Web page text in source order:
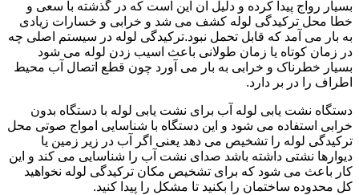
بسیار رواج پیدا کرده و دلیل آن این است که در گذشته با سعی و
خطا محل ترکیدگی لوله کشف می شد و خرابی و خسارات زیادی
به بار می آمد که قابل تحمل نبود.ترکیدگی لوله در سیستم اصلی چه
در زمان کوتاه یا زمان طولانی باعث اسیب زدن لوله می شود
بسیار خطرناک و خرابی به بار می آورد چون قطع اتصال آب محیط
اطراف را در بر دارد.
دستگاه نشت یابی لوله آب برای نشت یابی لوله با دستگاه بدون
خرابی استفاده می شود و این دستگاه با شناسایی امواج صوتی محل
ترکیدگی لوله را تشخیص می دهد یعنی اگر آب در زیر زمین یا
دیوارها نشتی داشته باشد صدای نشت آب را شناسایی می کند و این
کار باعث می شود که برای تشخیص مکان ترکیدگی لوله نخواهید
کل محدوده ساختمان را بکنید تا مشکل را پیدا کنید.